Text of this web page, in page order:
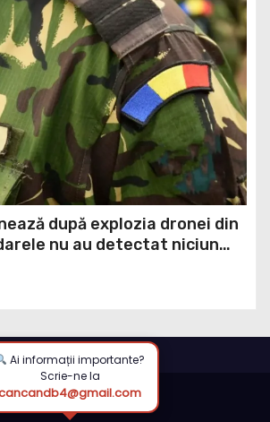
după explozia dronei din
nu au detectat niciun
fi traversat România”
Ai informații importante?